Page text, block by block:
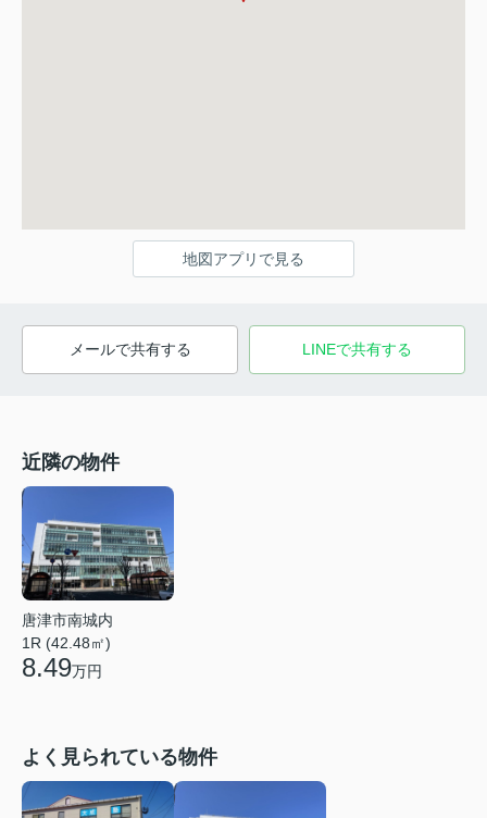
地図アプリで見る
メールで共有する LINEで共有する
近隣の物件
唐津市南城内
1R (42.48㎡)
8.49万円
よく見られている物件